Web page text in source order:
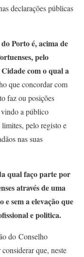
declarações públicas
Porto é, acima de
pelo
com o qual a
que concordar com
faz ou posições
vindo a público
pelo registo e
nas suas
qual faço parte por
através de uma
sem a elevação que
e politica.
do Conselho
que, neste